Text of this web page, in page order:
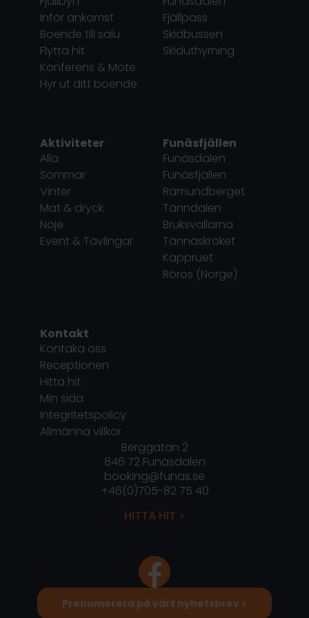
Berggatan 2
846 72 Funäsdalen
booking@funas.se
+46(0)705-82 75 40
HITTA HIT >
Inför ankomst
Boende till salu
Flytta hit
Konferens & Möte
Hyr ut ditt boende
Fjällpass
Skidbussen
Skiduthyrning
Aktiviteter
Alla
Sommar
Vinter
Mat & dryck
Nöje
Event & Tävlingar
Funäsfjällen
Funäsdalen
Funäsfjällen
Ramundberget
Tänndalen
Bruksvallarna
Tännäskröket
Kappruet
Röros (Norge)
Kontakt
Kontaka oss
Receptionen
Hitta hit
Min sida
Integritetspolicy
Allmänna villkor
Prenumerera på vårt nyhetsbrev >